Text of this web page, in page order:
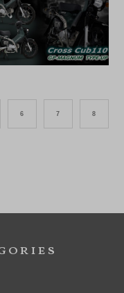
6 7 8